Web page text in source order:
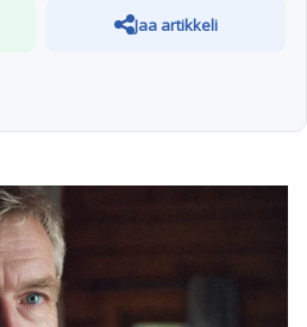
Jaa artikkeli